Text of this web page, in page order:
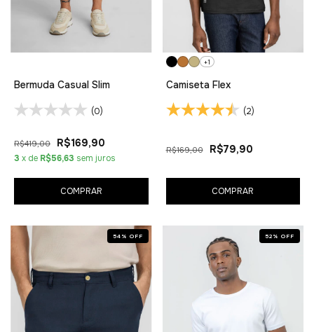
Bermuda Casual Slim
(0)
R$419,00 R$169,90
3 x de R$56,63 sem juros
COMPRAR
+1
Camiseta Flex
(2)
R$169,00 R$79,90
COMPRAR
54 % OFF 52 % OFF